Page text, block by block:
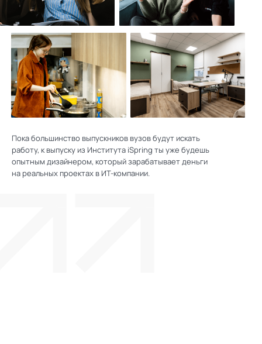
Пока большинство выпускников вузов будут искать
работу, к выпуску из Института iSpring ты уже будешь
опытным дизайнером, который зарабатывает деньги
на реальных проектах в ИТ-компании.